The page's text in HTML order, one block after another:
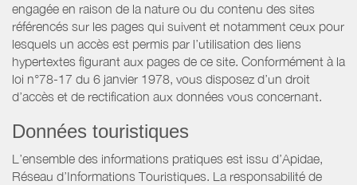
engagée en raison de la nature ou du contenu des sites
référencés sur les pages qui suivent et notamment ceux pour
lesquels un accès est permis par l’utilisation des liens
hypertextes figurant aux pages de ce site. Conformément à la
loi n°78-17 du 6 janvier 1978, vous disposez d’un droit
d’accès et de rectification aux données vous concernant.
Données touristiques
L’ensemble des informations pratiques est issu d’Apidae,
Réseau d’Informations Touristiques. La responsabilité de